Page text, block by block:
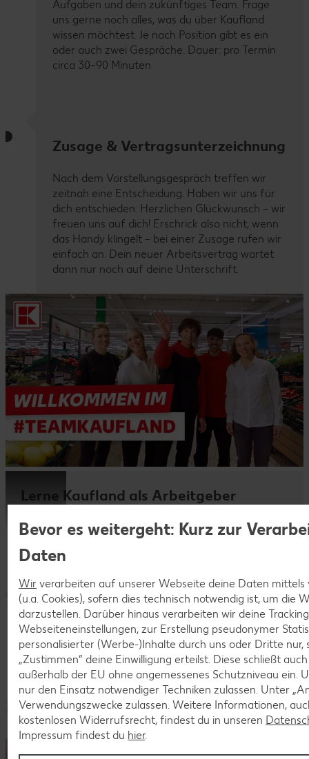
Aufgaben und dein zukünftiges Team. Frage
uns gerne noch alles, was du über Kaufland
wissen möchtest. Je nach Position gibt es ein
oder auch zwei Gespräche. Dauer: pro Termin
circa 30–90 Minuten
Zusage & Vertragsunterzeichnung
Nach dem Vorstellungsgespräch treffen wir
zeitnah eine Entscheidung. Haben wir uns für
dich entschieden: Herzlichen Glückwunsch – wir
freuen uns auf dich! Erschrick also nicht, wenn
das Handy klingelt – bei einer Zusage rufen wir
einfach an. Dein neuer Arbeitsvertrag wartet
dann nur noch auf deine Unterschrift.
Lerne Kaufland als Arbeitgeber
Dein Start in eine sichere Zukunft.
Bevor es weitergeht: Kurz zur
Daten
Wir verarbeiten auf unserer Webseite deine Daten mittels
(u.a. Cookies), sofern dies technisch notwendig ist, um die
darzustellen. Darüber hinaus verarbeiten wir deine
Webseiteneinstellungen, zur Erstellung pseudonymer
personalisierter (Werbe-)Inhalte durch uns oder Dritte nur,
„Zustimmen“ deine Einwilligung erteilst. Diese schließt
außerhalb der EU ohne angemessenes Schutzniveau ein.
nur den Einsatz notwendiger Techniken zulassen. Unter
Verwendungszwecke zulassen. Weitere Informationen,
kostenlosen Widerrufsrecht, findest du in unseren
Impressum findest du hier.